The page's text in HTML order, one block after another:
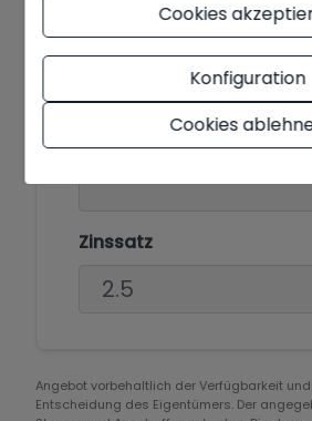
Zu finanzierender Betrag
Zinssatz
Angebot vorbehaltlich der Verfügbarkeit
Entscheidung des Eigentümers. Der
Cookies
Konfiguration
Cookies